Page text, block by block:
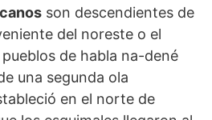
son descendientes de
del noreste o el
de habla na-dené
una segunda ola
en el norte de